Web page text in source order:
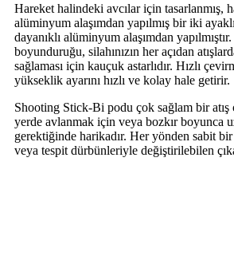
Hareket halindeki avcılar için tasarlanmış,
alüminyum alaşımdan yapılmış bir iki
dayanıklı alüminyum alaşımdan
boyunduruğu, silahınızın her açıdan
sağlaması için kauçuk astarlıdır. Hızlı
yükseklik ayarını hızlı ve kolay hale getirir.
Shooting Stick-Bi podu çok sağlam bir
yerde avlanmak için veya bozkır boyunca
gerektiğinde harikadır. Her yönden sabit
veya tespit dürbünleriyle değiştirilebilen